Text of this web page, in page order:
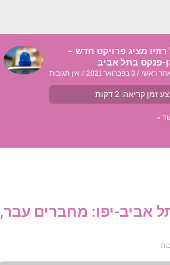
רוזיו מציג פרויקט חדש –
פנקס בתל אביב
ראשי אין תגובות
זמן קריאה: 2דקות
»
אביב-יפו: מחברים עבר,